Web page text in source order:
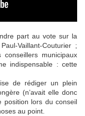
part au vote sur la
Vaillant-Couturier ;
municipaux
indispensable : cette
de rédiger un plein
(n’avait elle donc
position lors du conseil
au point.